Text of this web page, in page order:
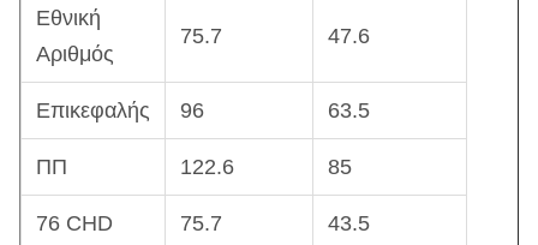
Εθνική
Αριθμός
75.7 47.6
Επικεφαλής 96 63.5
ΠΠ 122.6 85
76 CHD 75.7 43.5